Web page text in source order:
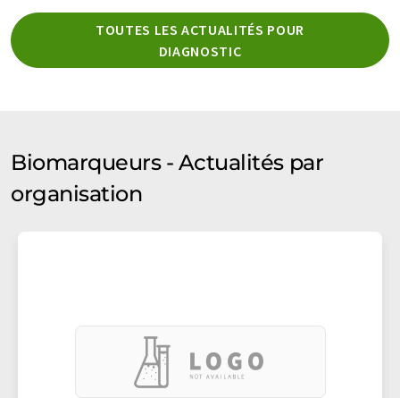
TOUTES LES ACTUALITÉS POUR
DIAGNOSTIC
Biomarqueurs - Actualités par
organisation